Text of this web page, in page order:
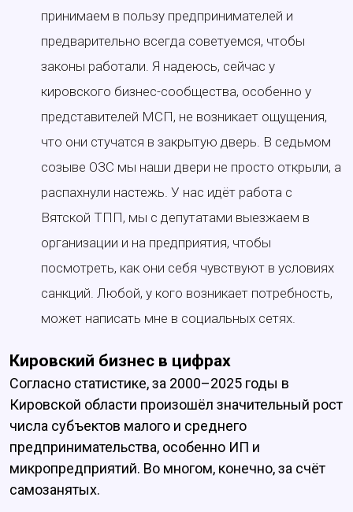
принимаем в пользу предпринимателей и
предварительно всегда советуемся, чтобы
законы работали. Я надеюсь, сейчас у
кировского бизнес-сообщества, особенно у
представителей МСП, не возникает ощущения,
что они стучатся в закрытую дверь. В седьмом
созыве ОЗС мы наши двери не просто открыли, а
распахнули настежь. У нас идёт работа с
Вятской ТПП, мы с депутатами выезжаем в
организации и на предприятия, чтобы
посмотреть, как они себя чувствуют в условиях
санкций. Любой, у кого возникает потребность,
может написать мне в социальных сетях.
Кировский бизнес в цифрах
Согласно статистике, за 2000–2025 годы в
Кировской области произошёл значительный рост
числа субъектов малого и среднего
предпринимательства, особенно ИП и
микропредприятий. Во многом, конечно, за счёт
самозанятых.